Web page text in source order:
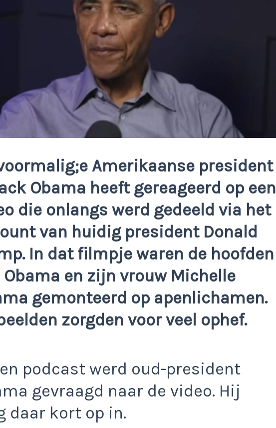
Amerikaanse president
Obama heeft gereageerd op een
die onlangs werd gedeeld via het
van huidig president Donald
In dat filmpje waren de hoofden
Obama en zijn vrouw Michelle
gemonteerd op apenlichamen.
zorgden voor veel ophef.
podcast werd oud-president
gevraagd naar de video. Hij
daar kort op in.